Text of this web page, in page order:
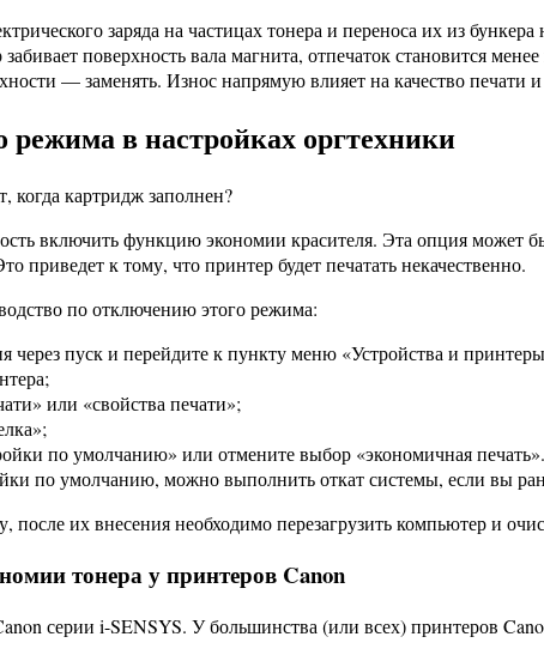
заряда на частицах тонера и переноса их из
забивает поверхность вала магнита, отпечаток становится
— заменять. Износ напрямую влияет на качество
режима в настройках оргтехники
включить функцию экономии красителя. Эта опция может
приведет к тому, что принтер будет печатать некачественно.
по отключению этого режима:
через пуск и перейдите к пункту меню «Устройства и
или «свойства печати»;
по умолчанию» или отмените выбор «экономичная печать».
по умолчанию, можно выполнить откат системы, если вы
их внесения необходимо перезагрузить компьютер и
тонера у принтеров Canon
серии i-SENSYS. У большинства (или всех) принтеров